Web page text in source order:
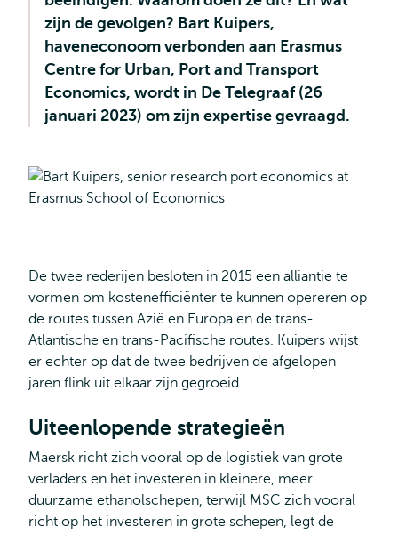
zijn de gevolgen? Bart Kuipers,
haveneconoom verbonden aan Erasmus
Centre for Urban, Port and Transport
Economics, wordt in De Telegraaf (26
januari 2023) om zijn expertise gevraagd.
De twee rederijen besloten in 2015 een alliantie te
vormen om kostenefficiënter te kunnen opereren op
de routes tussen Azië en Europa en de trans-
Atlantische en trans-Pacifische routes. Kuipers wijst
er echter op dat de twee bedrijven de afgelopen
jaren flink uit elkaar zijn gegroeid.
Uiteenlopende strategieën
Maersk richt zich vooral op de logistiek van grote
verladers en het investeren in kleinere, meer
duurzame ethanolschepen, terwijl MSC zich vooral
richt op het investeren in grote schepen, legt de